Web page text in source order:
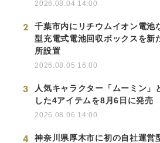
2026.08.04 14:00
2
千葉市内にリチウムイオン電池
型充電式電池回収ボックスを新
所設置
2026.08.05 16:00
3
人気キャラクター「ムーミン」
した4アイテムを8月6日に発売
2026.08.06 14:00
4
神奈川県厚木市に初の自社運営